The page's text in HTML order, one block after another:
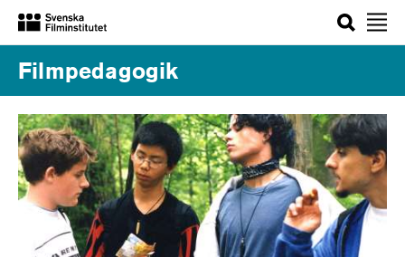
Sök
Filmpedagogik